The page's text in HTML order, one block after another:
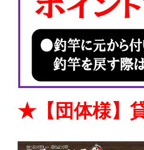
★【団体様】